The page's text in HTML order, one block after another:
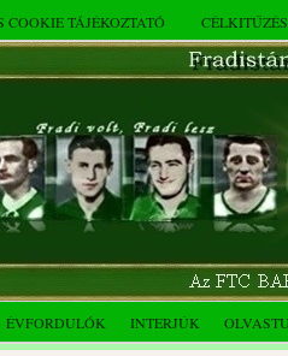
COOKIE TÁJÉKOZTATÓ
ÉVFORDULÓK INTERJÚK